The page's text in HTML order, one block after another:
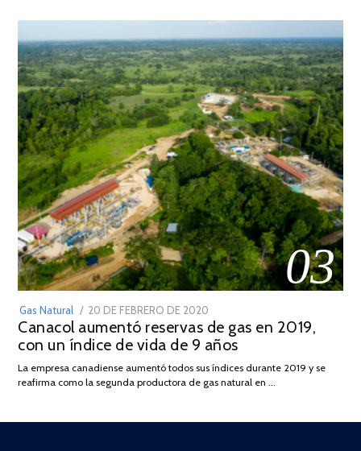
03
Gas Natural
POSTED
ON
20 DE FEBRERO DE 2020
DE
JULIO
2025
Canacol aumentó reservas de gas en 2019,
con un índice de vida de 9 años
La empresa canadiense aumentó todos sus índices durante 2019 y se
reafirma como la segunda productora de gas natural en …